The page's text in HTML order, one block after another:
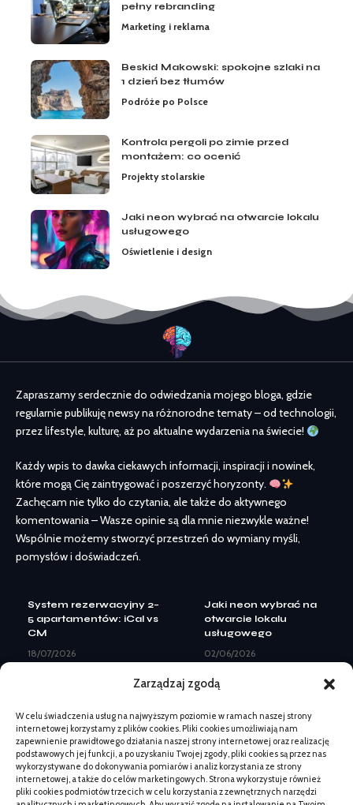
Zarządzaj zgodą
W celu świadczenia usług na najwyższym poziomie w ramach naszej strony
internetowej korzystamy z plików cookies. Pliki cookies umożliwiają nam
zapewnienie prawidłowego działania naszej strony internetowej oraz realizację
podstawowych jej funkcji, a po uzyskaniu Twojej zgody, pliki cookies są przez nas
wykorzystywane do dokonywania pomiarów i analiz korzystania ze strony
internetowej, a także do celów marketingowych. Strona wykorzystuje również
pliki cookies podmiotów trzecich w celu korzystania z zewnętrznych narzędzi
pełny rebranding
Marketing i reklama
Beskid Makowski: spokojne szlaki na
1 dzień bez tłumów
Podróże po Polsce
Kontrola pergoli po zimie przed
montażem: co ocenić
Projekty stolarskie
Jaki neon wybrać na otwarcie lokalu
usługowego
Oświetlenie i design
Zapraszamy serdecznie do odwiedzania mojego bloga, gdzie
regularnie publikuję newsy na różnorodne tematy – od technologii,
przez lifestyle, kulturę, aż po aktualne wydarzenia na świecie!
Każdy wpis to dawka ciekawych informacji, inspiracji i nowinek,
które mogą Cię zaintrygować i poszerzyć horyzonty.
Zachęcam nie tylko do czytania, ale także do aktywnego
komentowania – Wasze opinie są dla mnie niezwykle ważne!
Wspólnie możemy stworzyć przestrzeń do wymiany myśli,
pomysłów i doświadczeń.
System rezerwacyjny 2–
5 apartamentów: iCal vs
CM
18/07/2026
08/07/2026
Kiedy zmiana logo nie
wystarczy: pełny
rebranding
07/07/2026
Beskid Makowski:
Jaki neon wybrać na
otwarcie lokalu
usługowego
02/06/2026
żwirowni po zamknięciu
Kiedy zmiana logo nie
wystarczy: pełny
rebranding
07/07/2026
Jak sprawdzić czy lapis
lazuli jest naturalny –